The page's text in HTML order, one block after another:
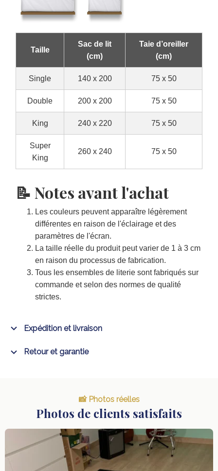
Taille
Sac de lit
(cm)
Taie d’oreiller
(cm)
Single 140 x 200 75 x 50
Double 200 x 200 75 x 50
King 240 x 220 75 x 50
Super
King
260 x 240 75 x 50
📝 Notes avant l'achat
Les couleurs peuvent apparaître légèrement
différentes en raison de l'éclairage et des
paramètres de l'écran.
La taille réelle du produit peut varier de 1 à 3 cm
en raison du processus de fabrication.
Tous les ensembles de literie sont fabriqués sur
commande et selon des normes de qualité
strictes.
Expédition et livraison
Retour et garantie
📸 Photos réelles
Photos de clients satisfaits